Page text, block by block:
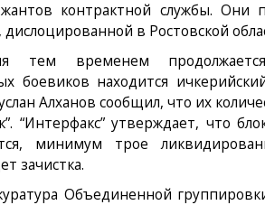
контрактной службы. Они
дислоцированной в Ростовской
тем временем
боевиков находится
Алханов сообщил, что их
“Интерфакс” утверждает, что
минимум трое
зачистка.
Объединенной